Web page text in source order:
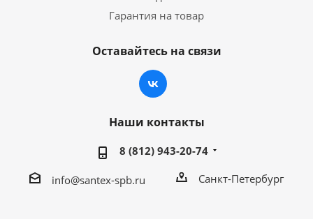
Гарантия на товар
Оставайтесь на связи
Наши контакты
8 (812) 943-20-74
info@santex-spb.ru Санкт-Петербург